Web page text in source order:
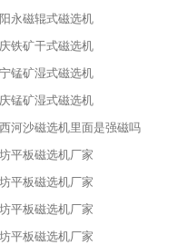
永磁辊式磁选机
铁矿干式磁选机
锰矿湿式磁选机
锰矿湿式磁选机
河沙磁选机里面是强磁吗
平板磁选机厂家
平板磁选机厂家
平板磁选机厂家
平板磁选机厂家